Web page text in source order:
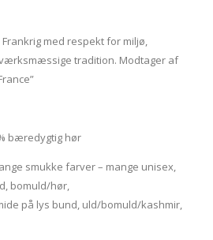
med respekt for miljø,
tradition. Modtager af
bæredygtig hør
smukke farver – mange unisex,
bomuld/hør,
på lys bund, uld/bomuld/kashmir,